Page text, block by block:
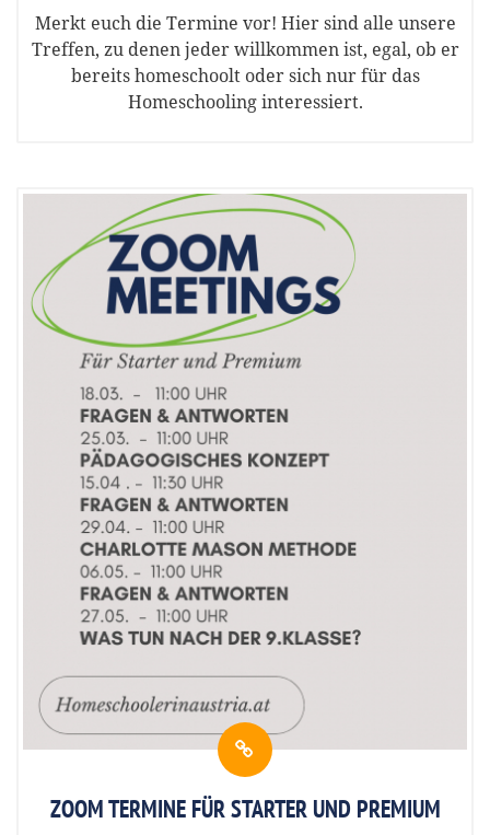
Merkt euch die Termine vor! Hier sind alle unsere
Treffen, zu denen jeder willkommen ist, egal, ob er
bereits homeschoolt oder sich nur für das
Homeschooling interessiert.
ZOOM TERMINE FÜR STARTER UND PREMIUM